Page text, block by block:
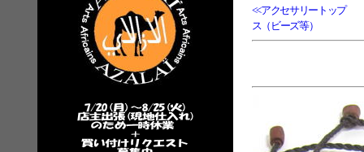
<<アクセサリートップ
ス（ビーズ等）